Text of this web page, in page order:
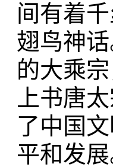
间有着
翅鸟神
的大乘
上书唐
了中国
平和发